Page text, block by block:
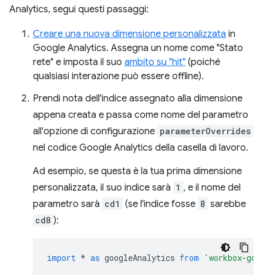
Analytics, segui questi passaggi:
Creare una nuova dimensione personalizzata in
Google Analytics. Assegna un nome come "Stato
rete" e imposta il suo ambito su "hit" (poiché
qualsiasi interazione può essere offline).
Prendi nota dell'indice assegnato alla dimensione
appena creata e passa come nome del parametro
all'opzione di configurazione parameterOverrides
nel codice Google Analytics della casella di lavoro.
Ad esempio, se questa è la tua prima dimensione
personalizzata, il suo indice sarà 1 , e il nome del
parametro sarà cd1 (se l'indice fosse 8 sarebbe
cd8 ):
import * as googleAnalytics from 'workbox-